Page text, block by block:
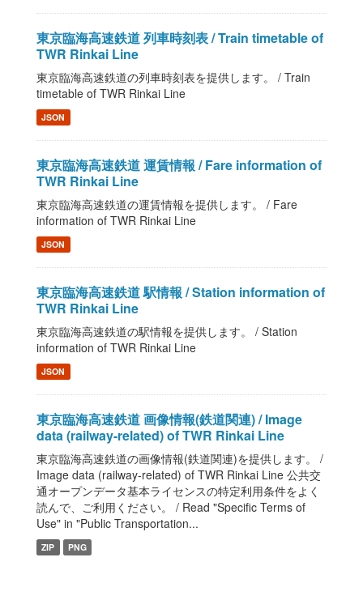
東京臨海高速鉄道 列車時刻表 / Train timetable of
TWR Rinkai Line
東京臨海高速鉄道の列車時刻表を提供します。 / Train
timetable of TWR Rinkai Line
JSON
東京臨海高速鉄道 運賃情報 / Fare information of
TWR Rinkai Line
東京臨海高速鉄道の運賃情報を提供します。 / Fare
information of TWR Rinkai Line
JSON
東京臨海高速鉄道 駅情報 / Station information of
TWR Rinkai Line
東京臨海高速鉄道の駅情報を提供します。 / Station
information of TWR Rinkai Line
JSON
東京臨海高速鉄道 画像情報(鉄道関連) / Image
data (railway-related) of TWR Rinkai Line
東京臨海高速鉄道の画像情報(鉄道関連)を提供します。 /
Image data (railway-related) of TWR Rinkai Line 公共交
通オープンデータ基本ライセンスの特定利用条件をよく
読んで、ご利用ください。 / Read "Specific Terms of
Use" in "Public Transportation...
ZIP PNG